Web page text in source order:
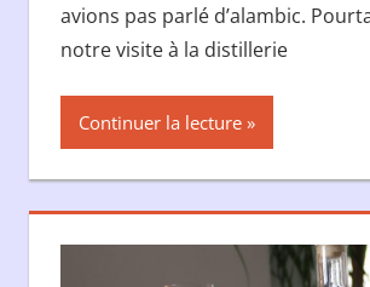
avions pas parlé d’alambic.
notre visite à la distillerie
Continuer la lecture